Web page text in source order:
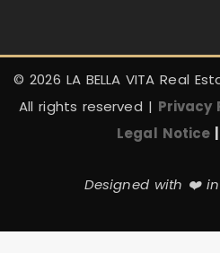
© 2026 LA BELLA VITA Real
All rights reserved | Privacy
Legal Notice |
Designed with ❤️